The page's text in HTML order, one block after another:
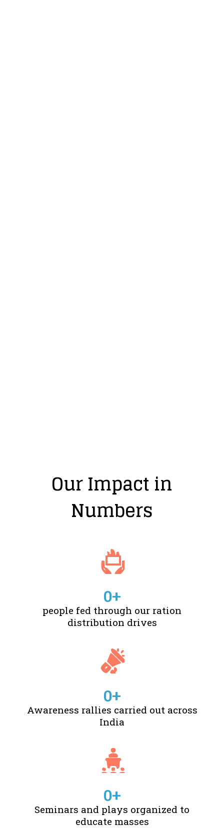
Our Impact in
Numbers
people fed through our ration
distribution drives
0+
Awareness rallies carried out across
India
0+
Seminars and plays organized to
educate masses
0+